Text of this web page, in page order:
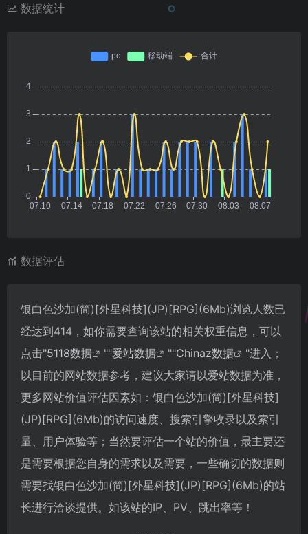
数据统计
数据评估
银白色沙加(简)[外星科技](JP)[RPG](6Mb)浏览人数已
经达到414，如你需要查询该站的相关权重信息，可以
点击"5118数据 ""爱站数据 ""Chinaz数据
"进入；
以目前的网站数据参考，建议大家请以爱站数据为准，
更多网站价值评估因素如：银白色沙加(简)[外星科技]
(JP)[RPG](6Mb)的访问速度、搜索引擎收录以及索引
量、用户体验等；当然要评估一个站的价值，最主要还
是需要根据您自身的需求以及需要，一些确切的数据则
需要找银白色沙加(简)[外星科技](JP)[RPG](6Mb)的站
长进行洽谈提供。如该站的IP、PV、跳出率等！